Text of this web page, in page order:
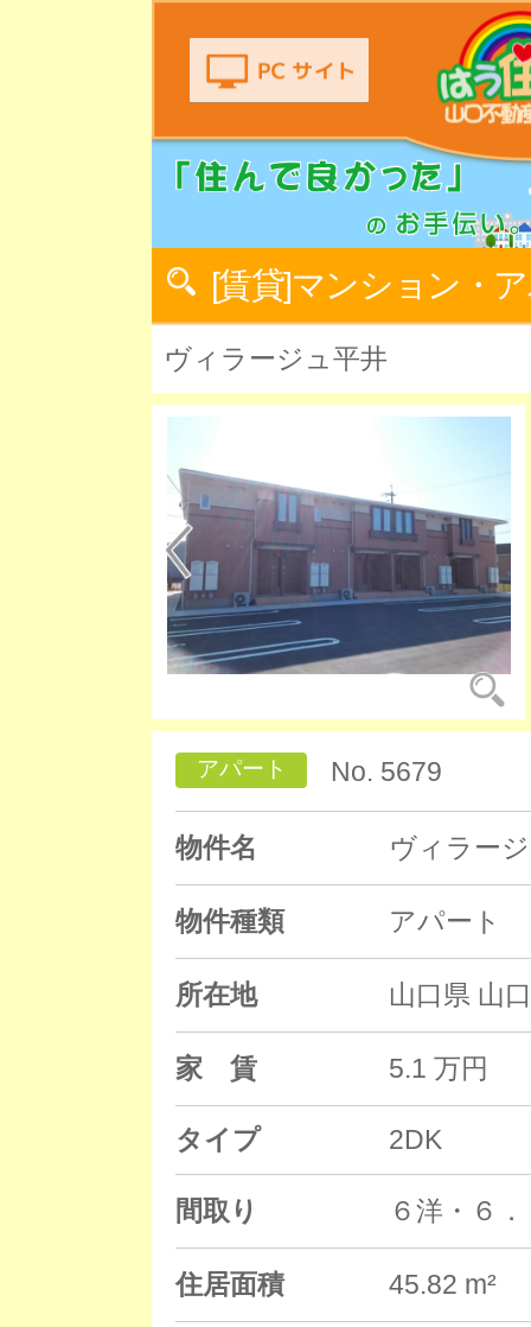
[賃貸]マンション・
ヴィラージュ平井
アパート No. 5679
物件名 ヴィラー
物件種類 アパート
所在地 山口県 山
家 賃 5.1 万円
タイプ 2DK
間取り ６洋・６
住居面積 45.82 m²